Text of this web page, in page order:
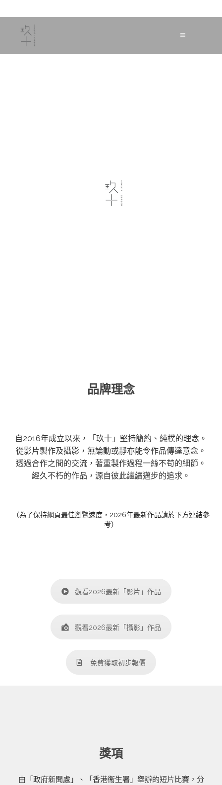
品牌理念
自2016年成立以來，「玖十」堅持簡約、純樸的理念。
從影片製作及攝影，無論動或靜亦能令作品傳達意念。
透過合作之間的交流，著重製作過程一絲不苟的細節。
經久不朽的作品，源自彼此繼續邁步的追求。
（為了保持網頁最佳瀏覽速度，2026年最新作品請於下方連結參
考）
觀看2026最新「影片」作品
觀看2026最新「攝影」作品
免費獲取初步報價
獎項
由「政府新聞處」、「香港衞生署」舉辦的短片比賽，分